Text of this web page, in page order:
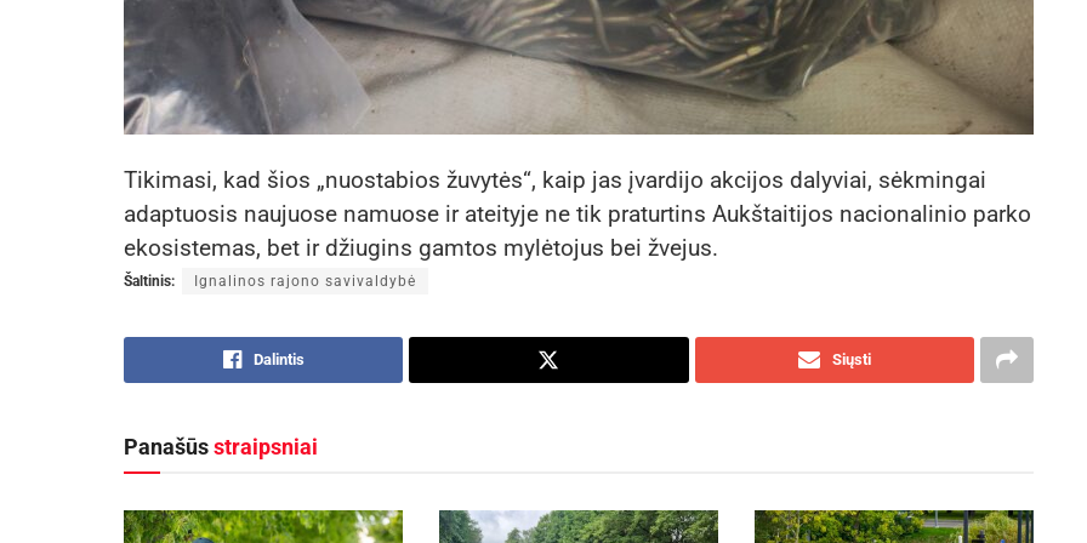
Tikimasi, kad šios „nuostabios žuvytės“, kaip jas įvardijo akcijos dalyviai, sėkmingai
adaptuosis naujuose namuose ir ateityje ne tik praturtins Aukštaitijos nacionalinio parko
ekosistemas, bet ir džiugins gamtos mylėtojus bei žvejus.
Šaltinis: Ignalinos rajono savivaldybė
Dalintis Siųsti
Panašūsstraipsniai